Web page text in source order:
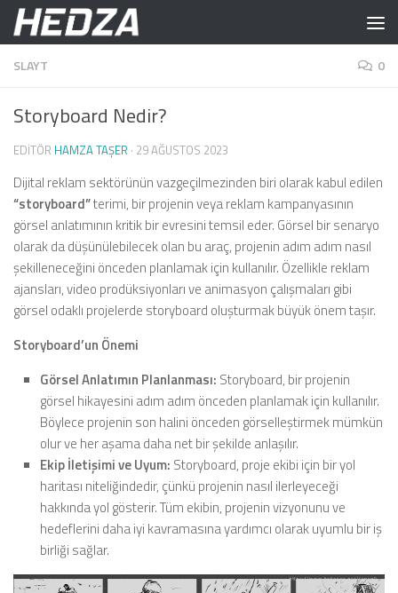
Skip to content
SLAYT 0
Storyboard Nedir?
EDITÖR HAMZA TAŞER · 29 AĞUSTOS 2023
Dijital reklam sektörünün vazgeçilmezinden biri olarak kabul edilen
“storyboard”terimi, bir projenin veya reklam kampanyasının
görsel anlatımının kritik bir evresini temsil eder. Görsel bir senaryo
olarak da düşünülebilecek olan bu araç, projenin adım adım nasıl
şekilleneceğini önceden planlamak için kullanılır. Özellikle reklam
ajansları, video prodüksiyonları ve animasyon çalışmaları gibi
görsel odaklı projelerde storyboard oluşturmak büyük önem taşır.
Storyboard’un Önemi
Görsel Anlatımın Planlanması: Storyboard, bir projenin
görsel hikayesini adım adım önceden planlamak için kullanılır.
Böylece projenin son halini önceden görselleştirmek mümkün
olur ve her aşama daha net bir şekilde anlaşılır.
Ekip İletişimi ve Uyum: Storyboard, proje ekibi için bir yol
haritası niteliğindedir, çünkü projenin nasıl ilerleyeceği
hakkında yol gösterir. Tüm ekibin, projenin vizyonunu ve
hedeflerini daha iyi kavramasına yardımcı olarak uyumlu bir iş
birliği sağlar.